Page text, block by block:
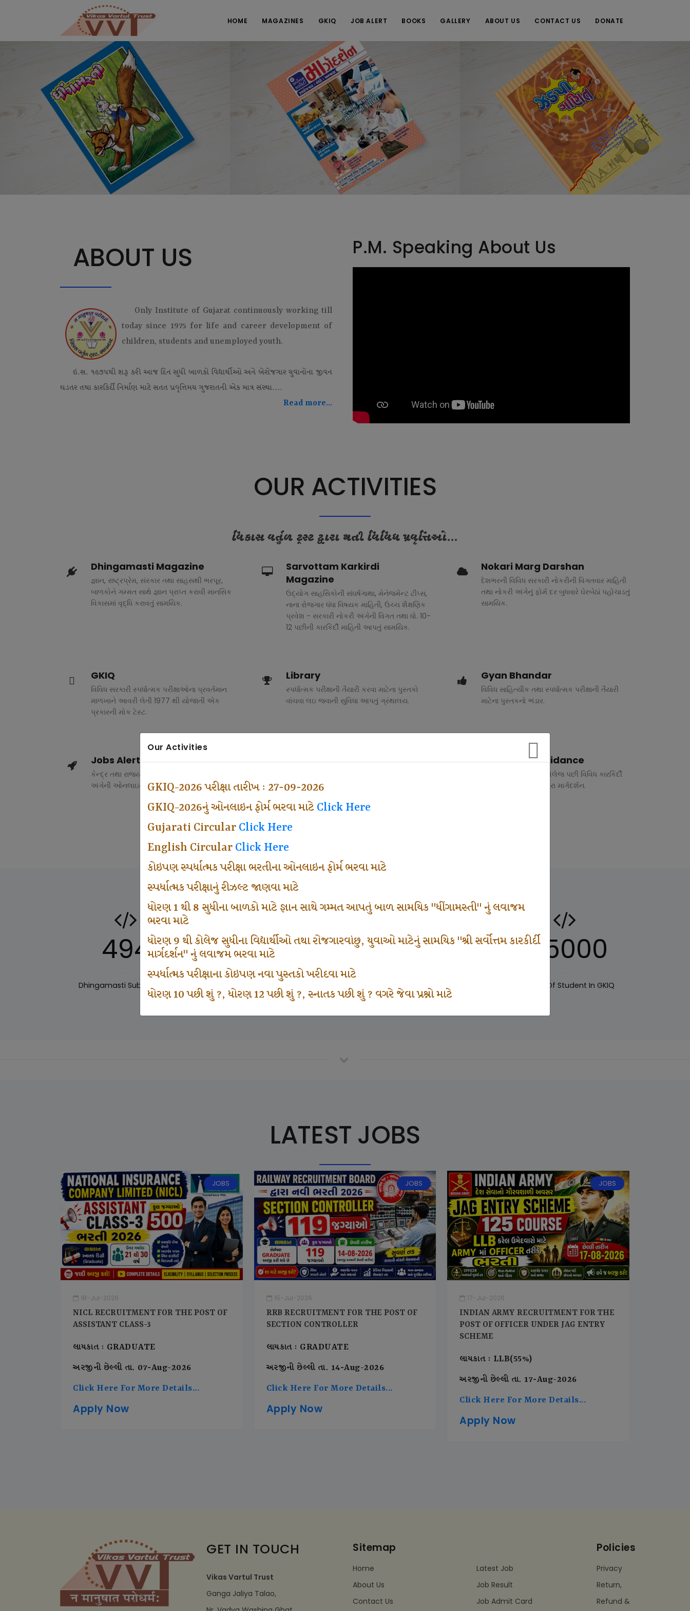
HOME MAGAZINES GKIQ JOB ALERT BOOKS GALLERY ABOUT US CONTACT US DONATE
Our Activities
GKIQ-2026 પરીક્ષા તારીખ : 27-09-2026
GKIQ-2026નું ઓનલાઇન ફોર્મ ભરવા માટે Click Here
Gujarati Circular Click Here
English Circular Click Here
કોઇપણ સ્પર્ધાત્મક પરીક્ષા ભરતીના ઓનલાઇન ફોર્મ ભરવા માટે
સ્પર્ધાત્મક પરીક્ષાનું રીઝલ્ટ જાણવા માટે
ધોરણ 1 થી 8 સુધીના બાળકો માટે જ્ઞાન સાથે ગમ્મત આપતું બાળ સામયિક "ધીંગામસ્તી" નું લવાજમ
ભરવા માટે
ધોરણ 9 થી કોલેજ સુધીના વિદ્યાર્થીઓ તથા રોજગારવાંછુ, યુવાઓ માટેનું સામયિક "શ્રી સર્વોત્તમ કારકીર્દી
માર્ગદર્શન" નું લવાજમ ભરવા માટે
સ્પર્ધાત્મક પરીક્ષાના કોઇપણ નવા પુસ્તકો ખરીદવા માટે
ધોરણ 10 પછી શું ?, ધોરણ 12 પછી શું ?, સ્નાતક પછી શું ? વગરે જેવા પ્રશ્નો માટે
ABOUT US
Only Institute of Gujarat continuously working till
today since 1975 for life and career development of
children, students and unemployed youth.
ઇ.સ. ૧૯૭૫થી શરૂ કરી આજ દિન સુધી બાળકો વિદ્યાર્થીઓ અને બેરોજગાર યુવાનોના જીવન
ઘડતર તથા કારકિર્દી નિર્માણ માટે સતત પ્રવૃત્તિમય ગુજરાતની એક માત્ર સંસ્થા....
Read more...
P.M. Speaking About Us
OUR ACTIVITIES
વિકાસ વર્તુળ ટ્રસ્ટ દ્વારા થતી વિવિધ પ્રવૃત્તિઓ...
Dhingamasti Magazine
જ્ઞાન, રાષ્ટ્રપ્રેમ, સંસ્કાર તથા સાહસથી ભરપૂર,
બાળકોને ગમ્મત સાથે જ્ઞાન પ્રાપ્ત કરાવી માનસિક
વિકાસમાં વૃદ્ધિ કરાવતું સામયિક.
Sarvottam Karkirdi
Magazine
ઉદ્યોગ સાહસિકોની સંઘર્ષગાથા, મેનેજમેન્ટ ટીપ્સ,
નાના રોજગાર ધંધા વિષયક માહિતી, ઉચ્ચ શૈક્ષણિક
પ્રવેશ - સરકારી નોકરી અંગેની વિગત તથા ધો. 10-
12 પછીની કારકિર્દી માહિતી આપતું સામયિક.
Nokari Marg Darshan
દેશભરની વિવિધ સરકારી નોકરીની વિગતવાર માહિતી
તથા નોકરી અંગેનું ફોર્મ દર બુધવારે ઘેરબેઠાં પહોચાડતું
સામયિક.
GKIQ
વિવિધ સરકારી સ્પર્ધાત્મક પરીક્ષાઓના પ્રવર્તમાન
માળખાને આવરી લેતી 1977 થી યોજાતી એક
પ્રકારની મોક ટેસ્ટ.
Library
સ્પર્ધાત્મક પરીક્ષાની તૈયારી કરવા માટેના પુસ્તકો
વાંચવા લઇ જવાની સુવિધા આપતું ગ્રંથાલય.
Gyan Bhandar
વિવિધ સાહિત્યીક તથા સ્પર્ધાત્મક પરીક્ષાની તૈયારી
માટેના પુસ્તકનો ભંડાર.
Jobs Alert
કેન્દ્ર તથા રાજ્ય સરકારના વિવિધ વિભાગોમાં ભરતી
અંગેની ઓનલાઇન માહિતી.
Competitive Exam Class
હેતુ ફક્ત વ્યવસ્થા ખર્ચ લઇ ચલાવતા વર્ગ.
Vocational Guidance
ધોરણ 10 અને 12 તથા કોલેજ પછી વિવિધ કારકિર્દી
અંગે રૂબરુ તથા ફોન દ્વારા માર્ગદર્શન.
494
Dhingamasti Subscription
665 1000 125000
Number Of Student In GKIQ
LATEST JOBS
JOBS
18-Jul-2026
NICL RECRUITMENT FOR THE POST OF
ASSISTANT CLASS-3
લાયકાત : GRADUATE
અરજીની છેલ્લી તા. 07-Aug-2026
Click Here For More Details...
Apply Now
JOBS
15-Jul-2026
RRB RECRUITMENT FOR THE POST OF
SECTION CONTROLLER
લાયકાત : GRADUATE
અરજીની છેલ્લી તા. 14-Aug-2026
Click Here For More Details...
Apply Now
JOBS
17-Jul-2026
INDIAN ARMY RECRUITMENT FOR THE
POST OF OFFICER UNDER JAG ENTRY
SCHEME
લાયકાત : LLB(55%)
અરજીની છેલ્લી તા. 17-Aug-2026
Click Here For More Details...
Apply Now
GET IN TOUCH
Vikas Vartul Trust
Ganga Jaliya Talao,
Sitemap
Home
About Us
Contact Us
Latest Job
Job Result
Job Admit Card
Policies
Privacy
Return,
Refund &